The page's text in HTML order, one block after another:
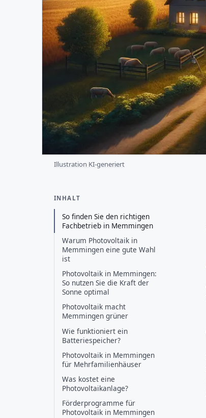
Illustration KI-generiert
INHALT
So finden Sie den richtigen
Fachbetrieb in Memmingen
Warum Photovoltaik in
Memmingen eine gute Wahl
ist
Photovoltaik in Memmingen:
So nutzen Sie die Kraft der
Sonne optimal
Photovoltaik macht
Memmingen grüner
Wie funktioniert ein
Batteriespeicher?
Photovoltaik in Memmingen
für Mehrfamilienhäuser
Was kostet eine
Photovoltaikanlage?
Förderprogramme für
Photovoltaik in Memmingen